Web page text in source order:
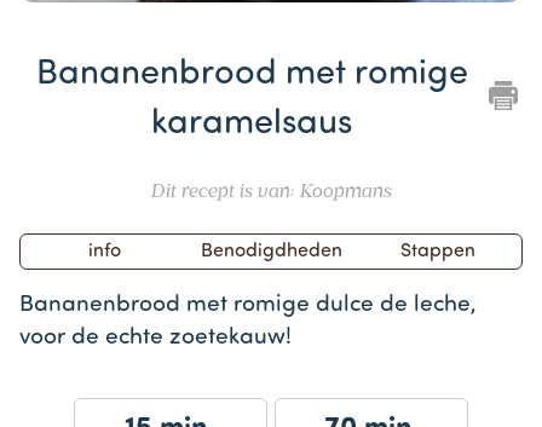
Bananenbrood met romige
karamelsaus
Dit recept is van: Koopmans
info Benodigdheden Stappen
Bananenbrood met romige dulce de leche,
voor de echte zoetekauw!